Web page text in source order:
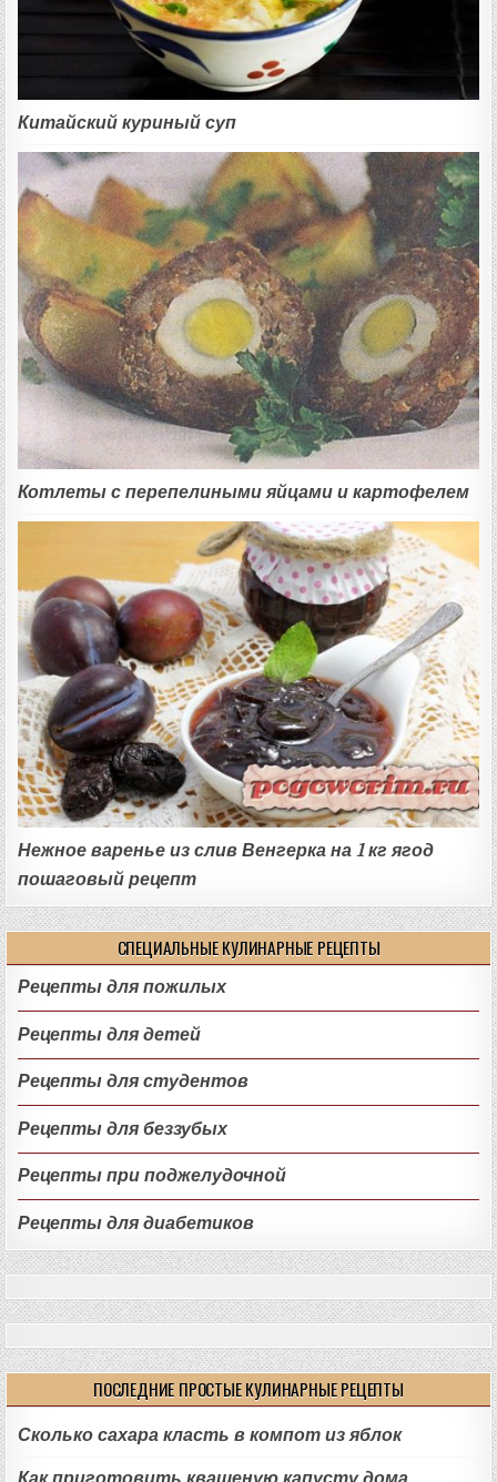
Китайский куриный суп
Котлеты с перепелиными яйцами и картофелем
Нежное варенье из слив Венгерка на 1 кг ягод
пошаговый рецепт
СПЕЦИАЛЬНЫЕ КУЛИНАРНЫЕ РЕЦЕПТЫ
Рецепты для пожилых
Рецепты для детей
Рецепты для студентов
Рецепты для беззубых
Рецепты при поджелудочной
Рецепты для диабетиков
ПОСЛЕДНИЕ ПРОСТЫЕ КУЛИНАРНЫЕ РЕЦЕПТЫ
Сколько сахара класть в компот из яблок